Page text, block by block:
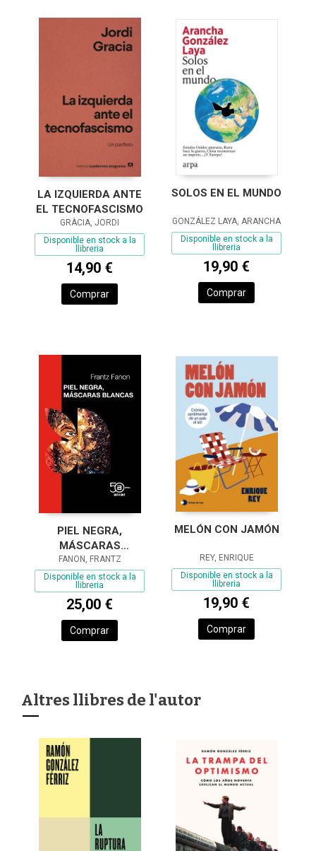
LA IZQUIERDA ANTE
EL TECNOFASCISMO
GRÀCIA, JORDI
Disponible en stock a la
llibreria
14,90 €
Comprar
SOLOS EN EL MUNDO
GONZÁLEZ LAYA, ARANCHA
Disponible en stock a la
llibreria
19,90 €
Comprar
PIEL NEGRA,
MÁSCARAS
BLANCAS
FANON, FRANTZ
Disponible en stock a la
llibreria
25,00 €
Comprar
MELÓN CON JAMÓN
REY, ENRIQUE
Disponible en stock a la
llibreria
19,90 €
Comprar
Altres llibres de l'autor